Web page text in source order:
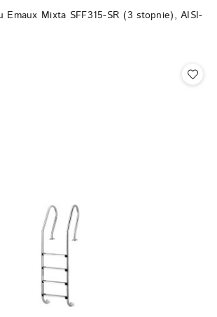
Emaux Mixta SFF315-SR (3 stopnie), AISI-